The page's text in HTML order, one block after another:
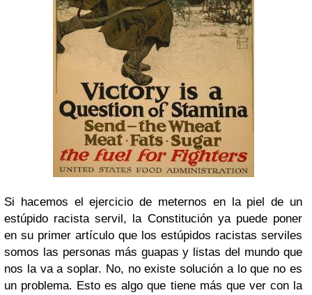
Si hacemos el ejercicio de meternos en la piel de un
estúpido racista servil, la Constitución ya puede poner
en su primer artículo que los estúpidos racistas serviles
somos las personas más guapas y listas del mundo que
nos la va a soplar. No, no existe solución a lo que no es
un problema. Esto es algo que tiene más que ver con la